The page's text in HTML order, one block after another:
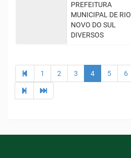
PREFEITURA
MUNICIPAL DE RIO
NOVO DO SUL
DIVERSOS
1 2 3 4 5 6